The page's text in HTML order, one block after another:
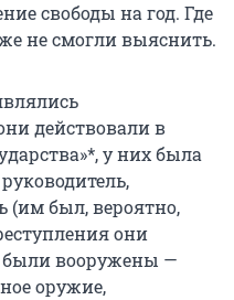
свободы на год. Где
не смогли выяснить.
действовали в
у них была
(им был, вероятно,
они
были вооружены —
оружие,